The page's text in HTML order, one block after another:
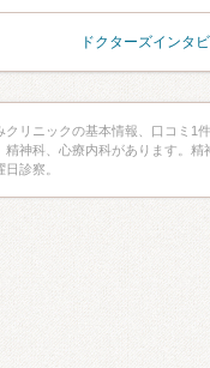
ドクターズインタ
クリニックの基本情報、口コミ1
精神科、心療内科があります。精
診察。